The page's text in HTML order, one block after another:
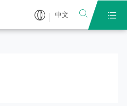
中文  